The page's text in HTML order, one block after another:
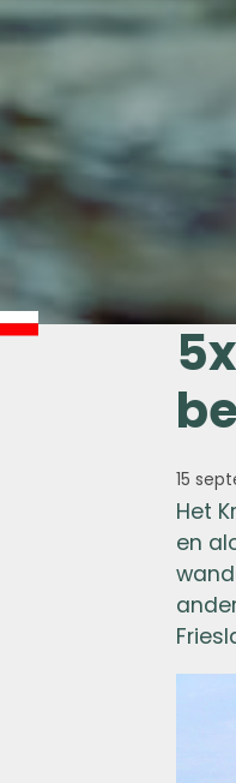
15
Het
en